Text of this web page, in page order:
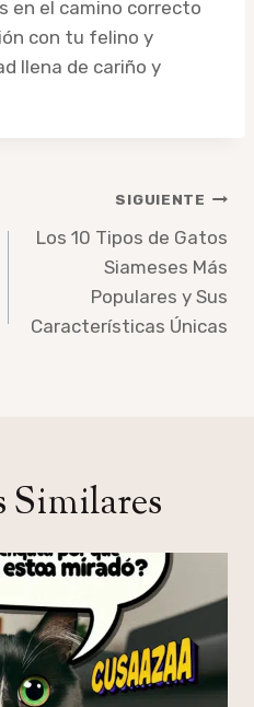
en el camino correcto
con tu felino y
llena de cariño y
SIGUIENTE
Los 10 Tipos de Gatos
Siameses Más
Populares y Sus
Características Únicas
Similares